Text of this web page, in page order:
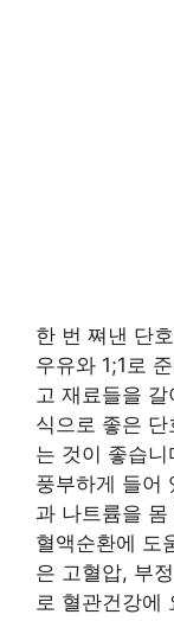
한 번 쪄낸 단
우유와 1;1로
고 재료들을
식으로 좋은
는 것이 좋습
풍부하게 들어
과 나트륨을
혈액순환에 도
은 고혈압, 부
로 혈관건강에